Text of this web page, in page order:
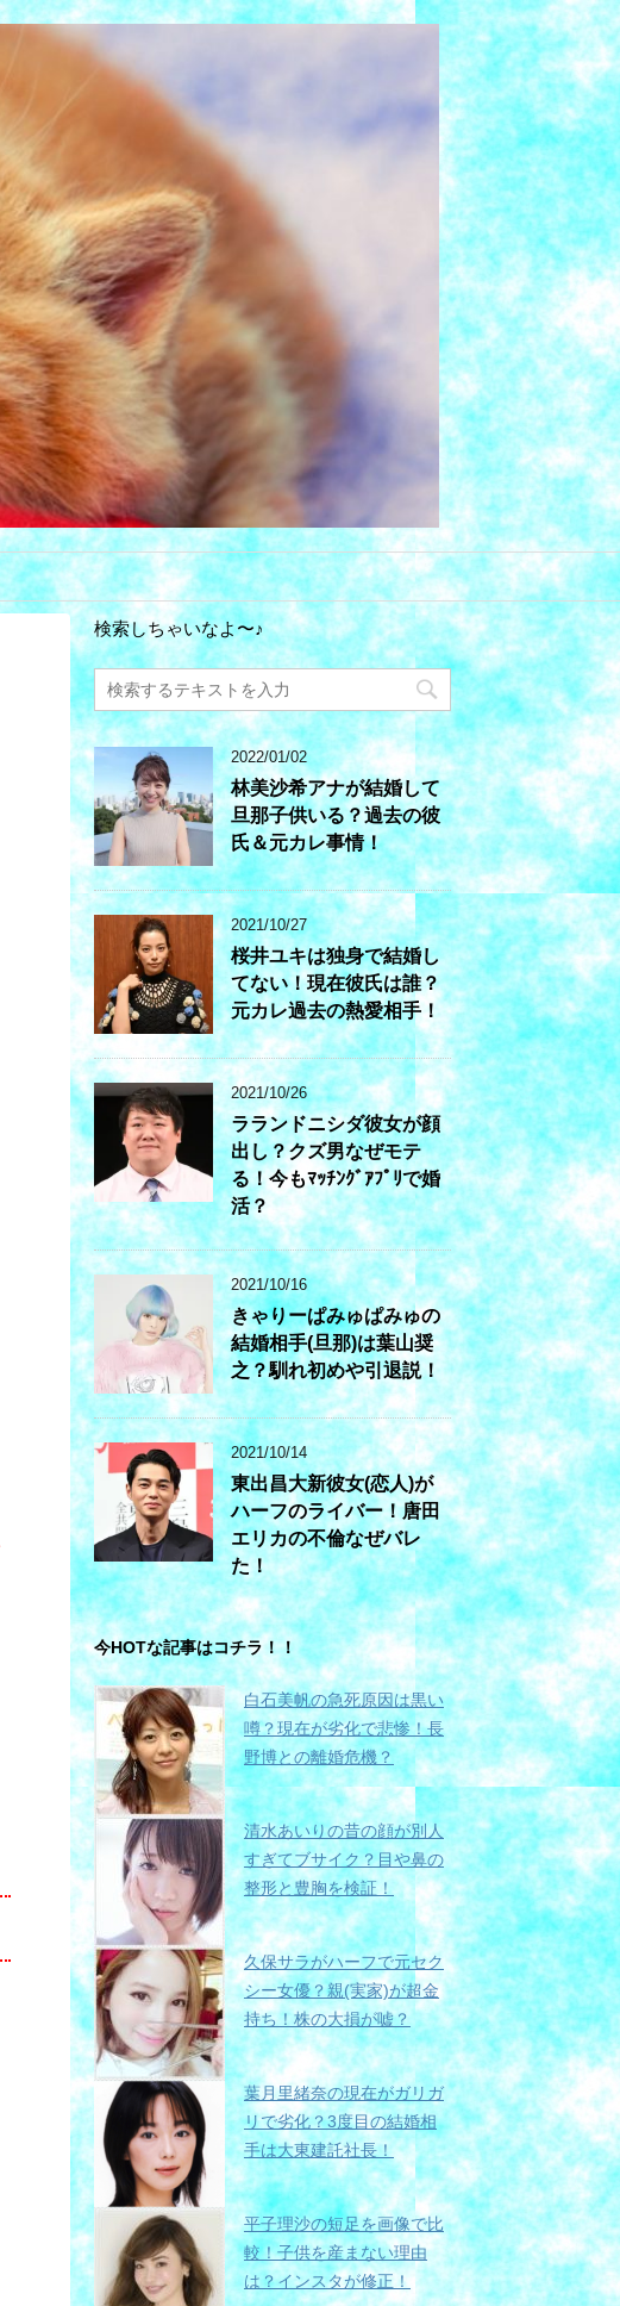
検索しちゃいなよ〜♪
2022/01/02
林美沙希アナが結婚して
旦那子供いる？過去の彼
氏＆元カレ事情！
2021/10/27
桜井ユキは独身で結婚し
てない！現在彼氏は誰？
元カレ過去の熱愛相手！
2021/10/26
ラランドニシダ彼女が顔
出し？クズ男なぜモテ
る！今もﾏｯﾁﾝｸﾞｱﾌﾟﾘで婚
活？
2021/10/16
きゃりーぱみゅぱみゅの
結婚相手(旦那)は葉山奨
之？馴れ初めや引退説！
2021/10/14
東出昌大新彼女(恋人)が
ハーフのライバー！唐田
エリカの不倫なぜバレ
た！
今HOTな記事はコチラ！！
白石美帆の急死原因は黒い
噂？現在が劣化で悲惨！長
野博との離婚危機？
清水あいりの昔の顔が別人
すぎてブサイク？目や鼻の
整形と豊胸を検証！
久保サラがハーフで元セク
シー女優？親(実家)が超金
持ち！株の大損が嘘？
葉月里緒奈の現在がガリガ
リで劣化？3度目の結婚相
手は大東建託社長！
平子理沙の短足を画像で比
較！子供を産まない理由
は？インスタが修正！